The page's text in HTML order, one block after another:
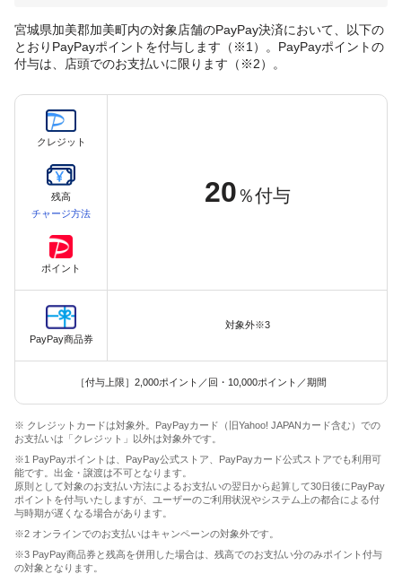
宮城県加美郡加美町内の対象店舗のPayPay決済において、以下の
とおりPayPayポイントを付与します（※1）。PayPayポイントの
付与は、店頭でのお支払いに限ります（※2）。
クレジット
残高
チャージ方法
ポイント
20 ％付与
PayPay商品券
対象外※3
［付与上限］2,000ポイント／回・10,000ポイント／期間
※ クレジットカードは対象外。PayPayカード（旧Yahoo! JAPANカード含む）での
お支払いは「クレジット」以外は対象外です。
※1 PayPayポイントは、PayPay公式ストア、PayPayカード公式ストアでも利用可
能です。出金・譲渡は不可となります。
原則として対象のお支払い方法によるお支払いの翌日から起算して30日後にPayPay
ポイントを付与いたしますが、ユーザーのご利用状況やシステム上の都合による付
与時期が遅くなる場合があります。
※2 オンラインでのお支払いはキャンペーンの対象外です。
※3 PayPay商品券と残高を併用した場合は、残高でのお支払い分のみポイント付与
の対象となります。